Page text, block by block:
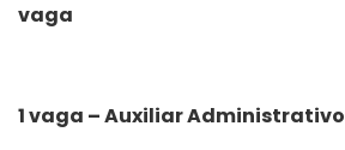
vaga
1 vaga – Auxiliar Administrativo